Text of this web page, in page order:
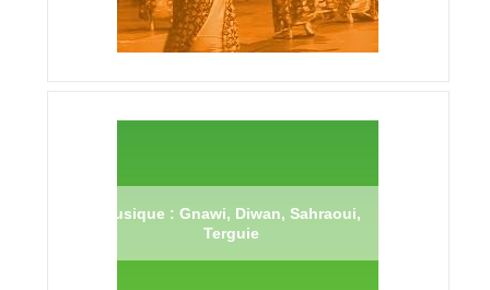
Musique : Gnawi, Diwan, Sahraoui,
Terguie